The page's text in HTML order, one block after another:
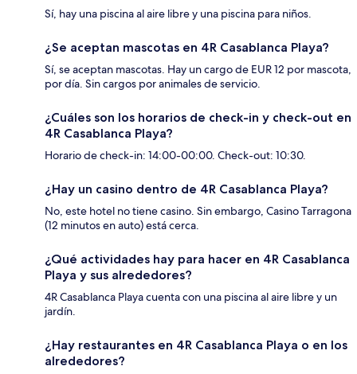
Sí, hay una piscina al aire libre y una piscina para niños.
¿Se aceptan mascotas en 4R Casablanca Playa?
Sí, se aceptan mascotas. Hay un cargo de EUR 12 por mascota,
por día. Sin cargos por animales de servicio.
¿Cuáles son los horarios de check-in y check-out en
4R Casablanca Playa?
Horario de check-in: 14:00-00:00. Check-out: 10:30.
¿Hay un casino dentro de 4R Casablanca Playa?
No, este hotel no tiene casino. Sin embargo, Casino Tarragona
(12 minutos en auto) está cerca.
¿Qué actividades hay para hacer en 4R Casablanca
Playa y sus alrededores?
4R Casablanca Playa cuenta con una piscina al aire libre y un
jardín.
¿Hay restaurantes en 4R Casablanca Playa o en los
alrededores?